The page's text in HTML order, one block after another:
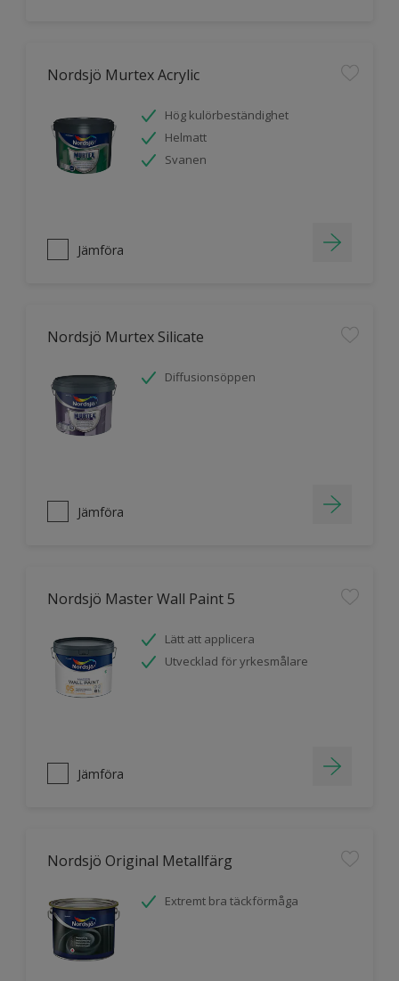
Nordsjö Murtex Acrylic
Hög kulörbeständighet
Helmatt
Svanen
Jämföra
Nordsjö Murtex Silicate
Diffusionsöppen
Jämföra
Nordsjö Master Wall Paint 5
Lätt att applicera
Utvecklad för yrkesmålare
Jämföra
Nordsjö Original Metallfärg
Extremt bra täckförmåga